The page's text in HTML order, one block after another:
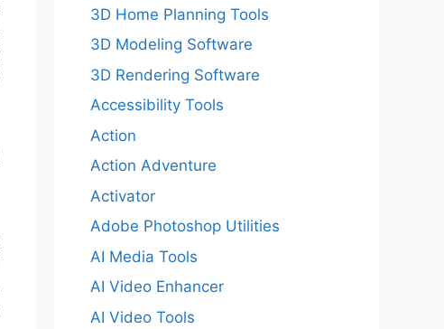
3D Home Planning Tools
3D Modeling Software
3D Rendering Software
Accessibility Tools
Action
Action Adventure
Activator
Adobe Photoshop Utilities
AI Media Tools
AI Video Enhancer
AI Video Tools